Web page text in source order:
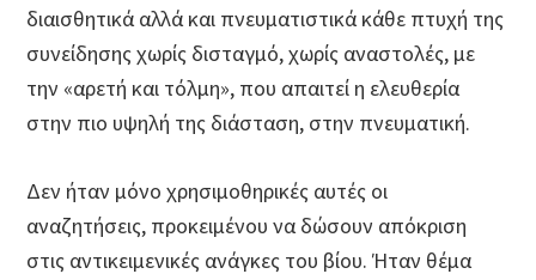
διαισθητικά αλλά και πνευματιστικά κάθε πτυχή της
συνείδησης χωρίς δισταγμό, χωρίς αναστολές, με
την «αρετή και τόλμη», που απαιτεί η ελευθερία
στην πιο υψηλή της διάσταση, στην πνευματική.
Δεν ήταν μόνο χρησιμοθηρικές αυτές οι
αναζητήσεις, προκειμένου να δώσουν απόκριση
στις αντικειμενικές ανάγκες του βίου. Ήταν θέμα